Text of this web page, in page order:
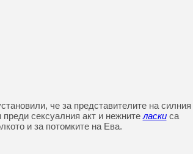
че за представителите на силния
сексуалния акт и нежните ласкиса
и за потомките на Ева.